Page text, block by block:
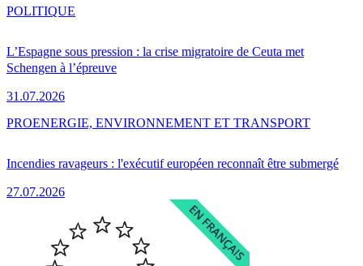
L’Espagne sous pression : la crise migratoire de Ceuta met
Schengen à l’épreuve
31.07.2026
POLITIQUE
Incendies ravageurs : l'exécutif européen reconnaît être submergé
27.07.2026
PROENERGIE, ENVIRONNEMENT ET TRANSPORT